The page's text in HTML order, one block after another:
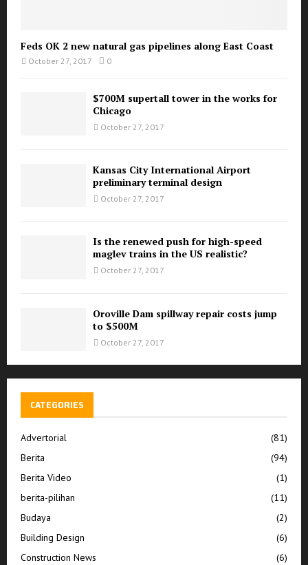
Feds OK 2 new natural gas pipelines along East Coast
October 27, 2017 0
$700M supertall tower in the works for
Chicago
October 27, 2017
Kansas City International Airport
preliminary terminal design
October 27, 2017
Is the renewed push for high-speed
maglev trains in the US realistic?
October 27, 2017
Oroville Dam spillway repair costs jump
to $500M
October 27, 2017
CATEGORIES
Advertorial
(81)
Berita
(94)
Berita Video
(1)
berita-pilihan
(11)
Budaya
(2)
Building Design
(6)
Construction News
(6)